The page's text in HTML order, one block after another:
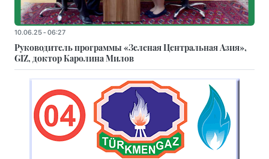
10.06.25 - 06:27
Руководитель программы «Зеленая Центральная Азия»,
GIZ, доктор Каролина Милов